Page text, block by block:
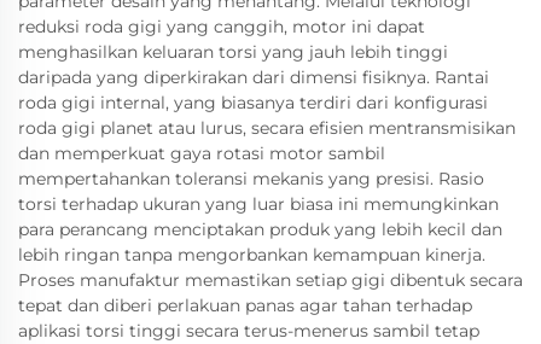
reduksi roda gigi yang canggih, motor ini dapat
menghasilkan keluaran torsi yang jauh lebih tinggi
daripada yang diperkirakan dari dimensi fisiknya. Rantai
roda gigi internal, yang biasanya terdiri dari konfigurasi
roda gigi planet atau lurus, secara efisien mentransmisikan
dan memperkuat gaya rotasi motor sambil
mempertahankan toleransi mekanis yang presisi. Rasio
torsi terhadap ukuran yang luar biasa ini memungkinkan
para perancang menciptakan produk yang lebih kecil dan
lebih ringan tanpa mengorbankan kemampuan kinerja.
Proses manufaktur memastikan setiap gigi dibentuk secara
tepat dan diberi perlakuan panas agar tahan terhadap
aplikasi torsi tinggi secara terus-menerus sambil tetap